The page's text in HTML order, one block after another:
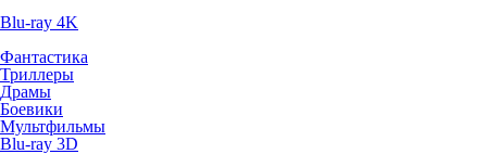
Blu-ray 4K
Фантастика
Триллеры
Драмы
Боевики
Мультфильмы
Blu-ray 3D